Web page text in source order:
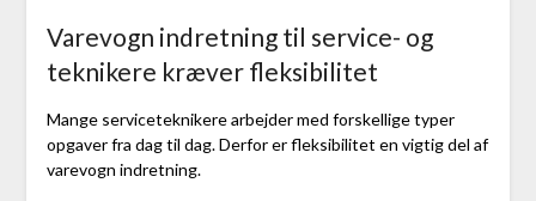
Varevogn indretning til service- og
teknikere kræver fleksibilitet
Mange serviceteknikere arbejder med forskellige typer
opgaver fra dag til dag. Derfor er fleksibilitet en vigtig del af
varevogn indretning.